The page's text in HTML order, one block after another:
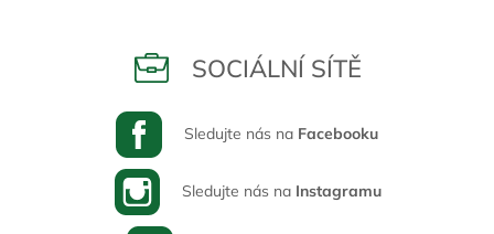
SOCIÁLNÍ SÍTĚ
Sledujte nás na Facebooku
Sledujte nás na Instagramu